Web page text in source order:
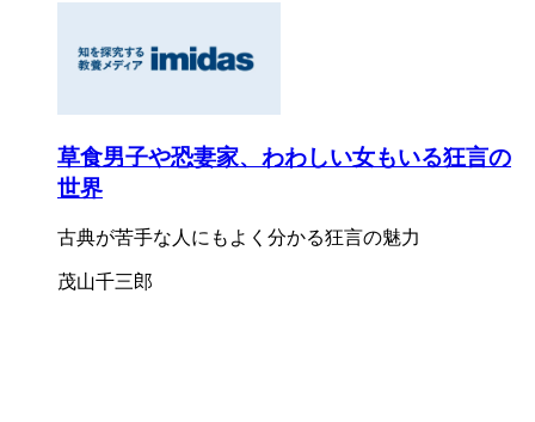
草食男子や恐妻家、わわしい女もいる狂言の
世界
古典が苦手な人にもよく分かる狂言の魅力
茂山千三郎